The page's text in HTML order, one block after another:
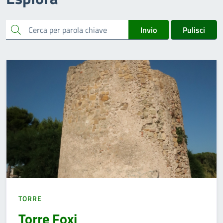
cerca Invio Pulisci
TORRE